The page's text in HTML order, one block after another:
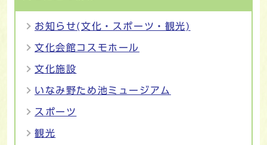
お知らせ(文化・スポーツ・観光)
文化会館コスモホール
文化施設
いなみ野ため池ミュージアム
スポーツ
観光